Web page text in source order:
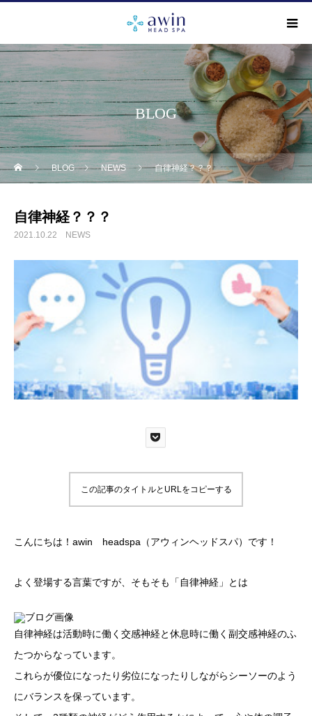
BLOG
BLOG NEWS 自律神経？？？
自律神経？？？
2021.10.22 NEWS
この記事のタイトルとURLをコピーする
こんにちは！awin headspa（アウィンヘッドスパ）です！
よく登場する言葉ですが、そもそも「自律神経」とは
自律神経は活動時に働く交感神経と休息時に働く副交感神経のふ
たつからなっています。
これらが優位になったり劣位になったりしながらシーソーのよう
にバランスを保っています。